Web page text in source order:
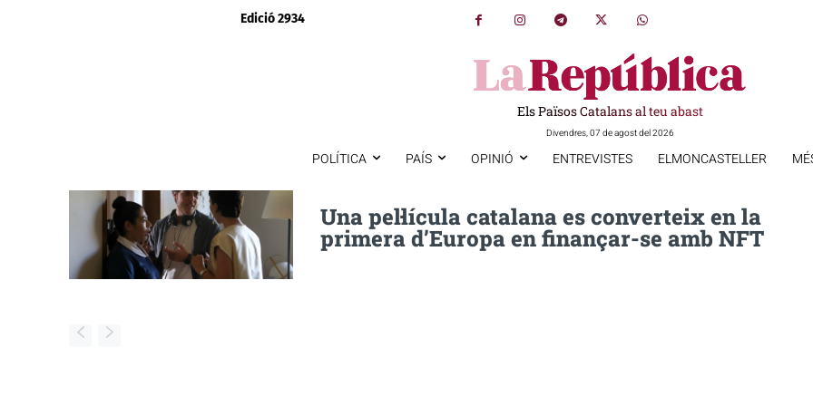
Edició 2934
Els Països Catalans al teu abast
Divendres, 07 de agost del 2026
POLÍTICA PAÍS OPINIÓ ENTREVISTES ELMONCASTELLER
Una pel·lícula catalana es converteix en la
primera d’Europa en finançar-se amb NFT